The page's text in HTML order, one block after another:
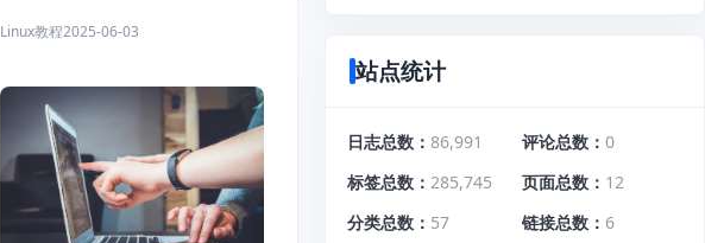
Linux教程2025-06-03
站点统计
日志总数 86,991 评论总数
0
标签总数
285,745 页面总数
12
分类总数
57 链接总数
6